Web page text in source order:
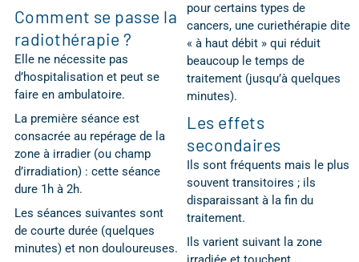
Comment se passe la
radiothérapie ?
Elle ne nécessite pas
d’hospitalisation et peut se
faire en ambulatoire.
La première séance est
consacrée au repérage de la
zone à irradier (ou champ
d’irradiation) : cette séance
dure 1h à 2h.
Les séances suivantes sont
de courte durée (quelques
minutes) et non douloureuses.
pour certains types de
cancers, une curiethérapie dite
« à haut débit » qui réduit
beaucoup le temps de
traitement (jusqu’à quelques
minutes).
Les effets
secondaires
Ils sont fréquents mais le plus
souvent transitoires ; ils
disparaissant à la fin du
traitement.
Ils varient suivant la zone